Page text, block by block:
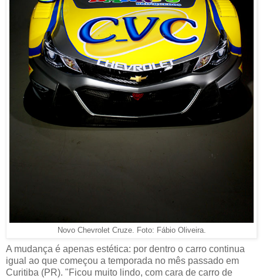
Novo Chevrolet Cruze. Foto: Fábio Oliveira.
A mudança é apenas estética: por dentro o carro continua
igual ao que começou a temporada no mês passado em
Curitiba (PR). "Ficou muito lindo, com cara de carro de